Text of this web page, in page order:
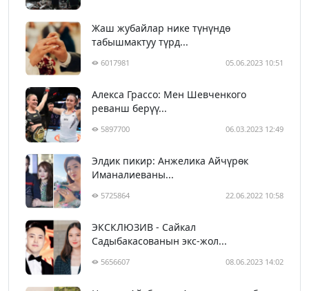
Жаш жубайлар нике түнүндө
табышмактуу түрд...
6017981 05.06.2023 10:51
Алекса Грассо: Мен Шевченкого
реванш берүү...
5897700 06.03.2023 12:49
Элдик пикир: Анжелика Айчүрөк
Иманалиеваны...
5725864 22.06.2022 10:58
ЭКСКЛЮЗИВ - Сайкал
Садыбакасованын экс-жол...
5656607 08.06.2023 14:02